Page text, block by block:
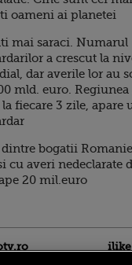
oameni ai planetei
mai saraci. Numarul
a crescut la
dar averile lor au
mld. euro.
la fiecare 3 zile, apare
dintre bogatii
cu averi nedeclarate
20 mil.euro